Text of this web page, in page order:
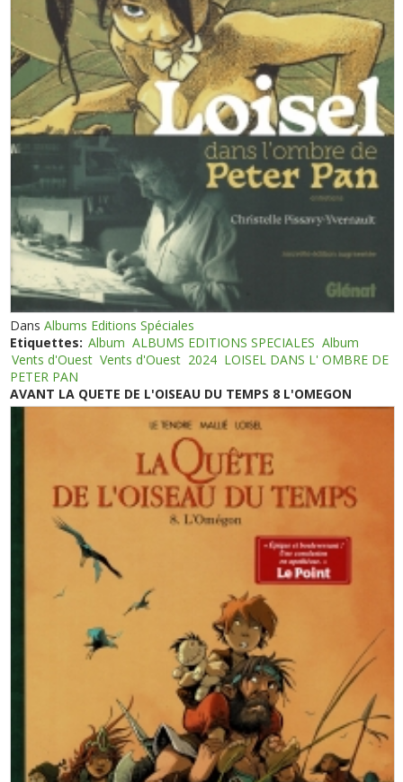
DansAlbums Editions Spéciales
Etiquettes: Album ALBUMS EDITIONS SPECIALES Album
Vents d'Ouest Vents d'Ouest 2024 LOISEL DANS L' OMBRE DE
PETER PAN
AVANT LA QUETE DE L'OISEAU DU TEMPS 8 L'OMEGON